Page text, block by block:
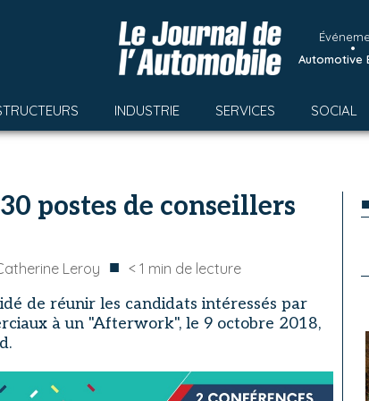
•
Automotive
INDUSTRIE SERVICES SOCIAL
postes de conseillers
Leroy ■ < 1 min de lecture
de réunir les candidats intéressés par
à un "Afterwork", le 9 octobre 2018,